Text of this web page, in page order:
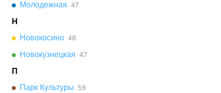
Молодежная 47
Н
Новокосино 48
Новокузнецкая 47
П
Парк Культуры
59